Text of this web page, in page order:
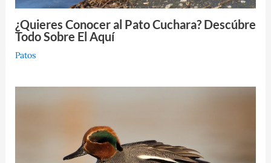
¿Quieres Conocer al Pato Cuchara? Descúbre
Todo Sobre El Aquí
Patos